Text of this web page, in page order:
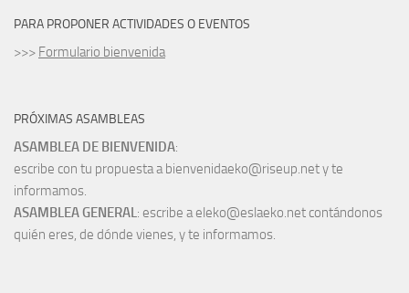
PARA PROPONER ACTIVIDADES O EVENTOS
>>> Formulario bienvenida
PRÓXIMAS ASAMBLEAS
ASAMBLEA DE BIENVENIDA:
escribe con tu propuesta a bienvenidaeko@riseup.net y te
informamos.
ASAMBLEA GENERAL: escribe a eleko@eslaeko.net contándonos
quién eres, de dónde vienes, y te informamos.